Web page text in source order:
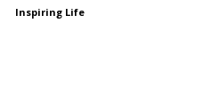
Inspiring Life